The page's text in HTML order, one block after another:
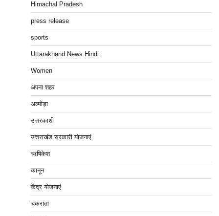
Himachal Pradesh
press release
sports
Uttarakhand News Hindi
Women
अपना शहर
अल्मोड़ा
उत्तरकाशी
उत्तराखंड सरकारी योजनाएं
ऋषिकेश
कानून
केंद्र योजनाएं
चकराता